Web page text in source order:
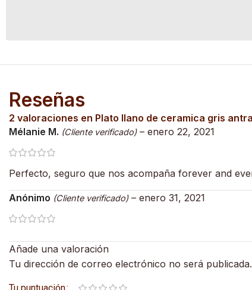
Reseñas
2 valoraciones en Plato llano de ceramica gris
Mélanie M. (Cliente verificado) – enero 22, 2021
Perfecto, seguro que nos acompaña forever and
Anónimo (Cliente verificado) – enero 31, 2021
Añade una valoración
Tu dirección de correo electrónico no será publicada.